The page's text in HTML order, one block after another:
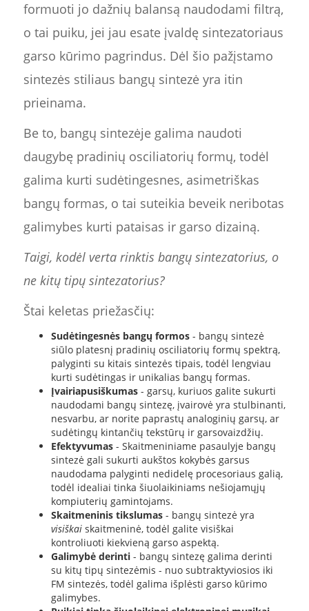
formuoti jo dažnių balansą naudodami filtrą,
o tai puiku, jei jau esate įvaldę sintezatoriaus
garso kūrimo pagrindus. Dėl šio pažįstamo
sintezės stiliaus bangų sintezė yra itin
prieinama.
Be to, bangų sintezėje galima naudoti
daugybę pradinių osciliatorių formų, todėl
galima kurti sudėtingesnes, asimetriškas
bangų formas, o tai suteikia beveik neribotas
galimybes kurti pataisas ir garso dizainą.
Taigi, kodėl verta rinktis bangų sintezatorius, o
ne kitų tipų sintezatorius?
Štai keletas priežasčių:
Sudėtingesnės bangų formos- bangų sintezė
siūlo platesnį pradinių osciliatorių formų spektrą,
palyginti su kitais sintezės tipais, todėl lengviau
kurti sudėtingas ir unikalias bangų formas.
Įvairiapusiškumas- garsų, kuriuos galite sukurti
naudodami bangų sintezę, įvairovė yra stulbinanti,
nesvarbu, ar norite paprastų analoginių garsų, ar
sudėtingų kintančių tekstūrų ir garsovaizdžių.
Efektyvumas- Skaitmeniniame pasaulyje bangų
sintezė gali sukurti aukštos kokybės garsus
naudodama palyginti nedidelę procesoriaus galią,
todėl idealiai tinka šiuolaikiniams nešiojamųjų
kompiuterių gamintojams.
Skaitmeninis tikslumas- bangų sintezė yra
visiškaiskaitmeninė, todėl galite visiškai
kontroliuoti kiekvieną garso aspektą.
Galimybė derinti- bangų sintezę galima derinti
su kitų tipų sintezėmis - nuo subtraktyviosios iki
FM sintezės, todėl galima išplėsti garso kūrimo
galimybes.